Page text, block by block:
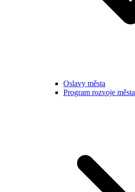
Oslavy města
Program rozvoje města